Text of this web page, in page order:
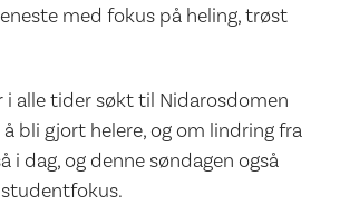
med fokus på heling, trøst
i alle tider søkt til Nidarosdomen
bli gjort helere, og om lindring fra
i dag, og denne søndagen også